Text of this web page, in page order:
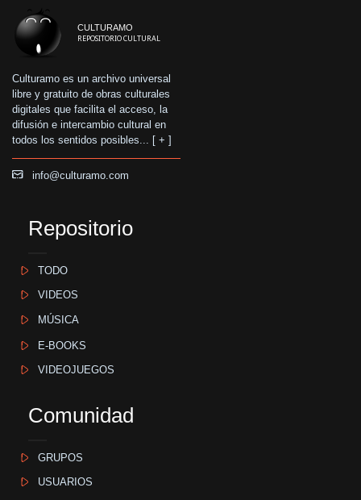
CULTURAMO
REPOSITORIO CULTURAL
Culturamo es un archivo universal
libre y gratuito de obras culturales
digitales que facilita el acceso, la
difusión e intercambio cultural en
todos los sentidos posibles... [ + ]
info@culturamo.com
Repositorio
TODO
VIDEOS
MÚSICA
E-BOOKS
VIDEOJUEGOS
Comunidad
GRUPOS
USUARIOS